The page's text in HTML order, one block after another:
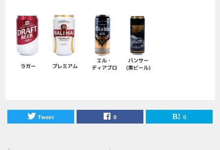
Tweet 0 0